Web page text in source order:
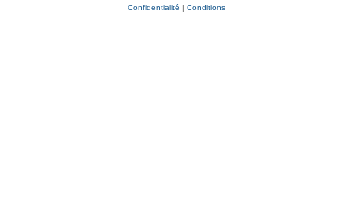
Confidentialité | Conditions